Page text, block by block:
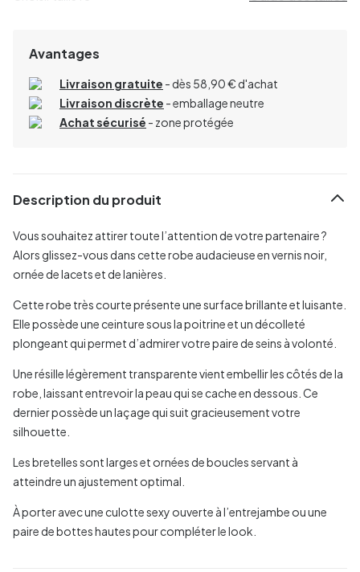
Avantages
Livraison gratuite - dès 58,90 € d'achat
Livraison discrète - emballage neutre
Achat sécurisé - zone protégée
Description du produit
Vous souhaitez attirer toute l’attention de votre partenaire ?
Alors glissez-vous dans cette robe audacieuse en vernis noir,
ornée de lacets et de lanières.
Cette robe très courte présente une surface brillante et luisante.
Elle possède une ceinture sous la poitrine et un décolleté
plongeant qui permet d’admirer votre paire de seins à volonté.
Une résille légèrement transparente vient embellir les côtés de la
robe, laissant entrevoir la peau qui se cache en dessous. Ce
dernier possède un laçage qui suit gracieusement votre
silhouette.
Les bretelles sont larges et ornées de boucles servant à
atteindre un ajustement optimal.
À porter avec une culotte sexy ouverte à l’entrejambe ou une
paire de bottes hautes pour compléter le look.